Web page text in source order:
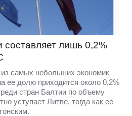
составляет лишь 0,2%
самых небольших экономик
ее долю приходится около 0,2%
стран Балтии по объему
уступает Литве, тогда как ее